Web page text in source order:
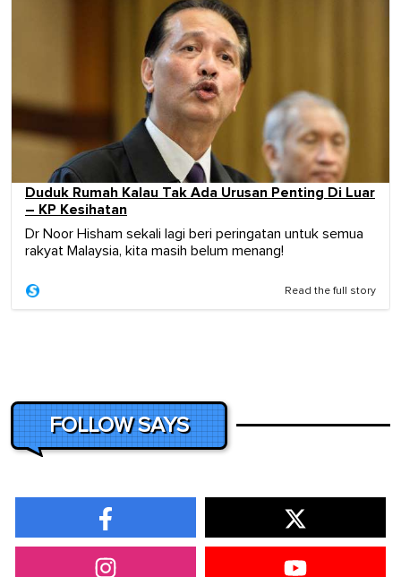
Duduk Rumah Kalau Tak Ada Urusan Penting Di Luar
– KP Kesihatan
Dr Noor Hisham sekali lagi beri peringatan untuk semua
rakyat Malaysia, kita masih belum menang!
Read the full story
FOLLOW SAYS